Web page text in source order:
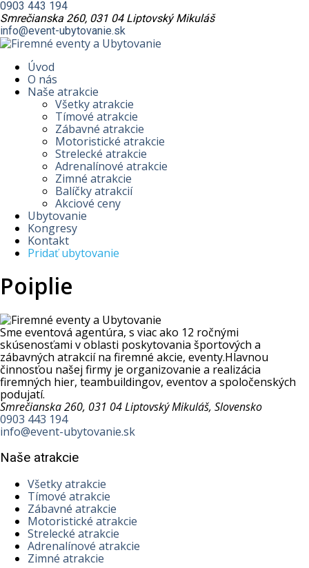
0903 443 194
Smrečianska 260, 031 04 Liptovský Mikuláš
info@event-ubytovanie.sk
Úvod
O nás
Naše atrakcie
Všetky atrakcie
Tímové atrakcie
Zábavné atrakcie
Motoristické atrakcie
Strelecké atrakcie
Adrenalínové atrakcie
Zimné atrakcie
Balíčky atrakcií
Akciové ceny
Ubytovanie
Kongresy
Kontakt
Pridať ubytovanie
Poiplie
Sme eventová agentúra, s viac ako 12 ročnými
skúsenosťami v oblasti poskytovania športových a
zábavných atrakcií na firemné akcie, eventy.Hlavnou
činnosťou našej firmy je organizovanie a realizácia
firemných hier, teambuildingov, eventov a spoločenských
podujatí.
Smrečianska 260, 031 04 Liptovský Mikuláš, Slovensko
0903 443 194
info@event-ubytovanie.sk
Naše atrakcie
Všetky atrakcie
Tímové atrakcie
Zábavné atrakcie
Motoristické atrakcie
Strelecké atrakcie
Adrenalínové atrakcie
Zimné atrakcie